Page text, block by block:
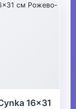
16x31